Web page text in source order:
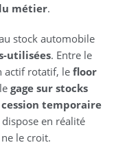
métier.
stock automobile
utilisées. Entre le
actif rotatif, le floor
gage sur stocks
cession temporaire
en réalité
le croit.